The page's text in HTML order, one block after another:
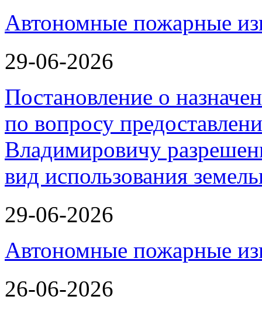
Автономные пожарные
29-06-2026
Постановление о
по вопросу
Владимировичу
вид использования
29-06-2026
Автономные пожарные
26-06-2026